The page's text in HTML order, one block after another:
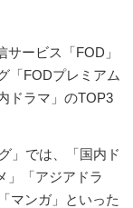
ービス「FOD」
「FODプレミアム
ドラマ」のTOP3
」では、「国内ド
」「アジアドラ
マンガ」といった